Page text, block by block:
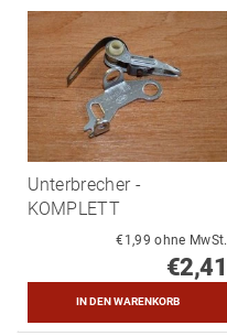
Unterbrecher -
KOMPLETT
€1,99 ohne MwSt.
€2,41